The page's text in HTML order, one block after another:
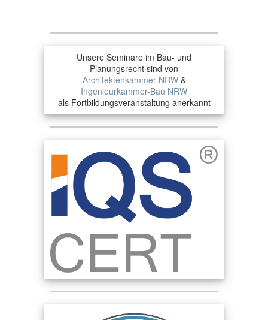
Unsere Seminare im Bau- und
Planungsrecht sind von
Architektenkammer NRW&
Ingenieurkammer-Bau NRW
als Fortbildungsveranstaltung anerkannt